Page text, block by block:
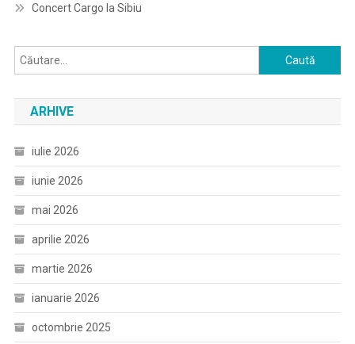
Concert Cargo la Sibiu
Caută
după:
ARHIVE
iulie 2026
iunie 2026
mai 2026
aprilie 2026
martie 2026
ianuarie 2026
octombrie 2025